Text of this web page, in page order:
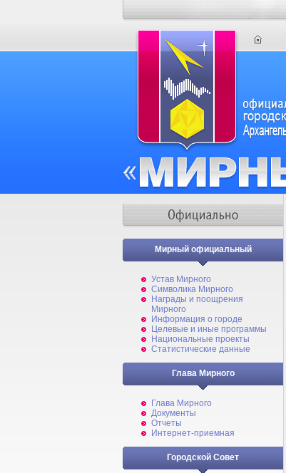
Мирный официальный
Устав Мирного
Символика Мирного
Награды и поощрения
Мирного
Информация о городе
Целевые и иные программы
Национальные проекты
Статистические данные
Глава Мирного
Глава Мирного
Документы
Отчеты
Интернет-приемная
Городской Совет